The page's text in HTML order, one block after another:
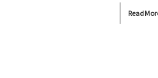
Read